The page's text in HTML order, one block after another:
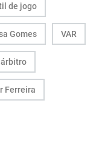
de jogo
Gomes VAR
Ferreira